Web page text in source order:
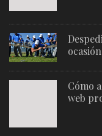
Cómo
web